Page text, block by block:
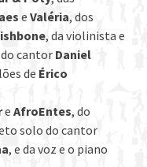
e Valéria, dos
, da violinista e
cantorDaniel
de Érico
e AfroEntes, do
solo do cantor
, e da voz e o piano